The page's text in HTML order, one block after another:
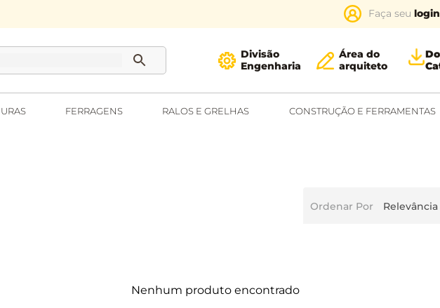
Divisão
Engenharia
Área do
arquiteto
FERRAGENS RALOS E GRELHAS CONSTRUÇÃO E FERRAMENTAS
Ordenar Por Relevância
Nenhum produto encontrado